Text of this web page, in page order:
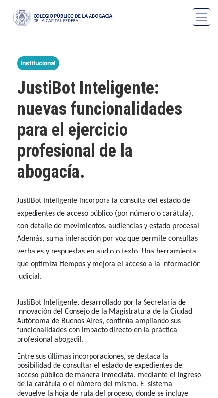
Institucional
JustiBot Inteligente:
nuevas funcionalidades
para el ejercicio
profesional de la
abogacía.
JustiBot Inteligente incorpora la consulta del estado de
expedientes de acceso público (por número o carátula),
con detalle de movimientos, audiencias y estado procesal.
Además, suma interacción por voz que permite consultas
verbales y respuestas en audio o texto. Una herramienta
que optimiza tiempos y mejora el acceso a la información
judicial.
JustiBot Inteligente, desarrollado por la Secretaría de
Innovación del Consejo de la Magistratura de la Ciudad
Autónoma de Buenos Aires, continúa ampliando sus
funcionalidades con impacto directo en la práctica
profesional abogadil.
Entre sus últimas incorporaciones, se destaca la
posibilidad de consultar el estado de expedientes de
acceso público de manera inmediata, mediante el ingreso
de la carátula o el número del mismo. El sistema
devuelve la hoja de ruta del proceso, donde se incluye